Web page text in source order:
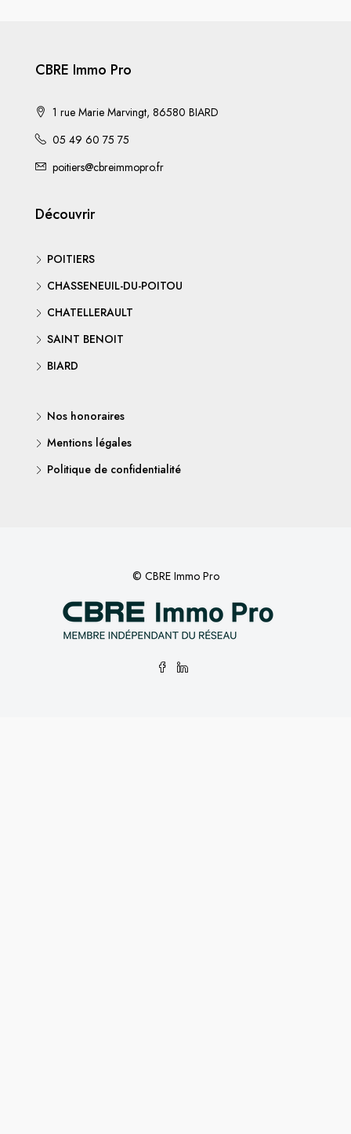
CBRE Immo Pro
1 rue Marie Marvingt, 86580 BIARD
05 49 60 75 75
poitiers@cbreimmopro.fr
Découvrir
POITIERS
CHASSENEUIL-DU-POITOU
CHATELLERAULT
SAINT BENOIT
BIARD
Nos honoraires
Mentions légales
Politique de confidentialité
© CBRE Immo Pro